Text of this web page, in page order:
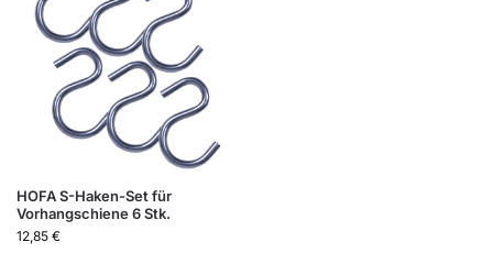
HOFA S-Haken-Set für
Vorhangschiene 6 Stk.
12,85 €